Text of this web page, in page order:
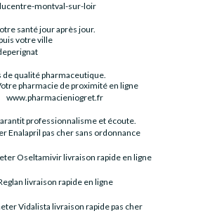
montval-sur-loir
santé jour après jour.
votre ville
de qualité pharmaceutique.
pharmacie de proximité en ligne
www.pharmacieniogret.fr
professionnalisme et écoute.
Enalapril pas cher sans ordonnance
Oseltamivir livraison rapide en ligne
livraison rapide en ligne
Vidalista livraison rapide pas cher